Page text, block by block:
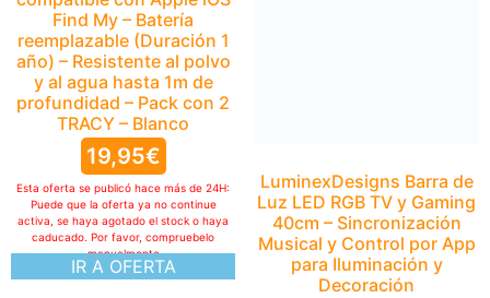
Find My – Batería
reemplazable (Duración 1
año) – Resistente al polvo
y al agua hasta 1m de
profundidad – Pack con 2
TRACY – Blanco
19,95€
IR A OFERTA
Esta oferta se publicó hace más de 24H:
Puede que la oferta ya no continue
activa, se haya agotado el stock o haya
caducado. Por favor, compruebelo
manualmente
LuminexDesigns Barra de
Luz LED RGB TV y Gaming
40cm – Sincronización
Musical y Control por App
para Iluminación y
Decoración